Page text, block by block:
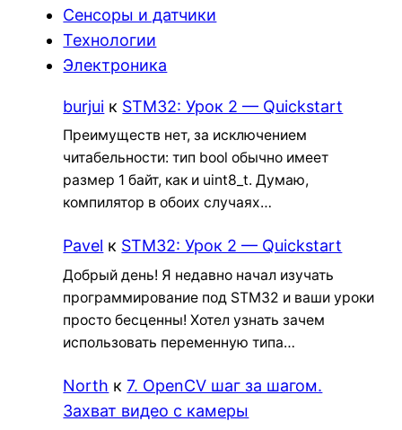
Сенсоры и датчики
Технологии
Электроника
burjui к STM32: Урок 2 — Quickstart
Преимуществ нет, за исключением
читабельности: тип bool обычно имеет
размер 1 байт, как и uint8_t. Думаю,
компилятор в обоих случаях…
Pavel к STM32: Урок 2 — Quickstart
Добрый день! Я недавно начал изучать
программирование под STM32 и ваши уроки
просто бесценны! Хотел узнать зачем
использовать переменную типа…
North к7. OpenCV шаг за шагом.
Захват видео с камеры